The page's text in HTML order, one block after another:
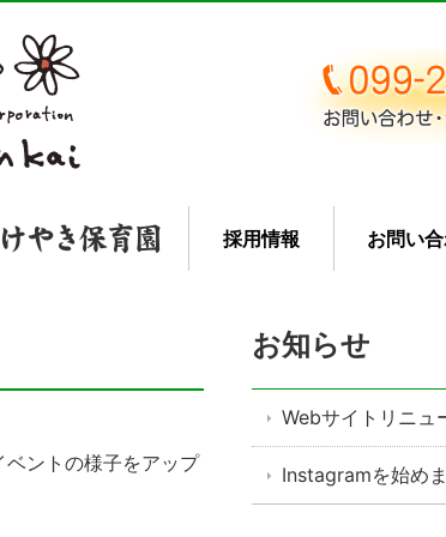
採用情報 お問い
ントの様子をアップ
お知らせ
Webサイトリニュ
Instagramを始めま